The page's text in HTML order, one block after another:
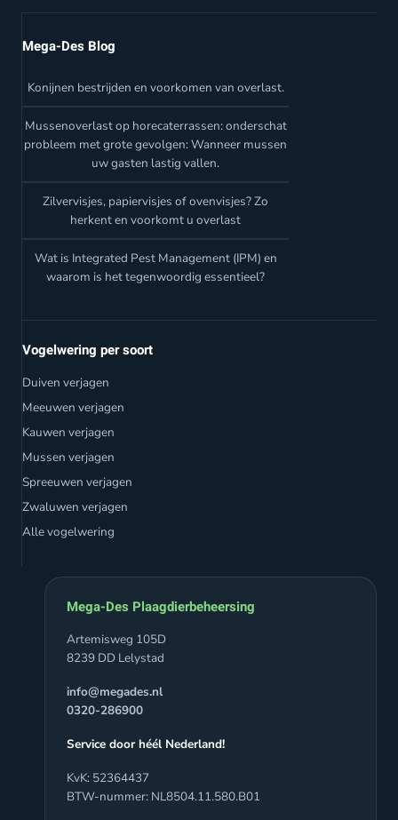
Mega-Des Blog
Konijnen bestrijden en voorkomen van overlast.
Mussenoverlast op horecaterrassen: onderschat
probleem met grote gevolgen: Wanneer mussen
uw gasten lastig vallen.
Zilvervisjes, papiervisjes of ovenvisjes? Zo
herkent en voorkomt u overlast
Wat is Integrated Pest Management (IPM) en
waarom is het tegenwoordig essentieel?
Vogelwering per soort
Duiven verjagen
Meeuwen verjagen
Kauwen verjagen
Mussen verjagen
Spreeuwen verjagen
Zwaluwen verjagen
Alle vogelwering
Mega-Des Plaagdierbeheersing
Artemisweg 105D
8239 DD Lelystad
info@megades.nl
0320-286900
Service door héél Nederland!
KvK: 52364437
BTW-nummer: NL8504.11.580.B01